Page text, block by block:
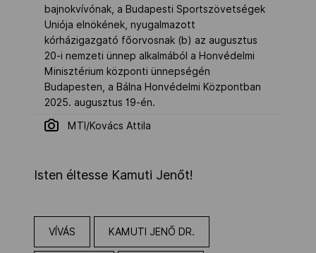
bajnokvívónak, a Budapesti Sportszövetségek
Uniója elnökének, nyugalmazott
kórházigazgató főorvosnak (b) az augusztus
20-i nemzeti ünnep alkalmából a Honvédelmi
Minisztérium központi ünnepségén
Budapesten, a Bálna Honvédelmi Központban
2025. augusztus 19-én.
MTI/Kovács Attila
Isten éltesse Kamuti Jenőt!
VÍVÁS KAMUTI JENŐ DR.